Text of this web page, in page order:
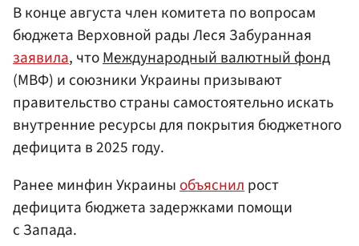
В конце августа член комитета по вопросам
бюджета Верховной рады Леся Забуранная
заявила, чтоМеждународный валютный фонд
(МВФ) и союзники Украины призывают
правительство страны самостоятельно искать
внутренние ресурсы для покрытия бюджетного
дефицита в 2025 году.
Ранее минфин Украиныобъяснилрост
дефицита бюджета задержками помощи
с Запада.